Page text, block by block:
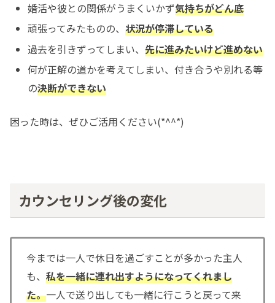
婚活や彼との関係がうまくいかず気持ちがどん底
頑張ってみたものの、状況が停滞している
過去を引きずってしまい、先に進みたいけど進めない
何が正解の道かを考えてしまい、付き合うや別れる等
の決断ができない
困った時は、ぜひご活用ください(*^^*)
カウンセリング後の変化
今までは一人で休日を過ごすことが多かった主人
も、 私を一緒に連れ出すようになってくれまし
た。一人で送り出しても一緒に行こうと戻って来